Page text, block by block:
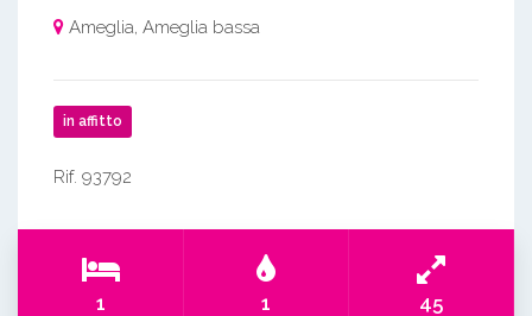
Ameglia, Ameglia bassa
in affitto
Rif. 93792
1 1 45